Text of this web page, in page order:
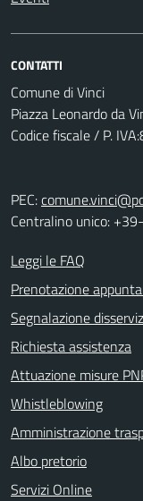
CONTATTI
Comune di Vinci
Piazza Leonardo da
Codice fiscale / P.
PEC:
Centralino unico:
Leggi le FAQ
Prenotazione
Segnalazione
Richiesta assistenza
Attuazione misure
Whistleblowing
Amministrazione
Albo pretorio
Servizi Online